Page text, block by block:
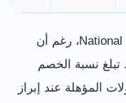
تتوفر خصومات لحاملي عضوية National Trust، رغم أن
نسبة الخصم
المؤهلة عند إبراز